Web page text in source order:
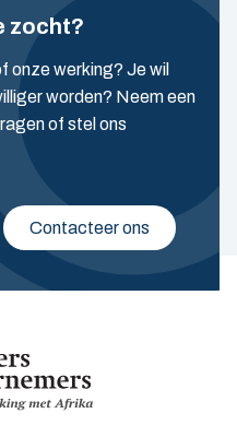
zocht?
onze werking? Je wil
worden? Neem een
of stel ons
Contacteer ons